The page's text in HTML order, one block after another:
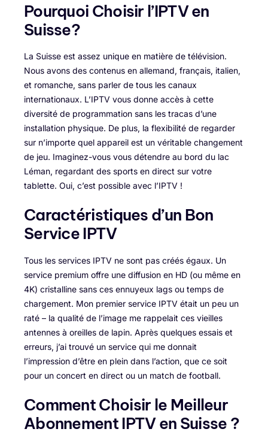
Pourquoi Choisir l’IPTV en
Suisse?
La Suisse est assez unique en matière de télévision.
Nous avons des contenus en allemand, français, italien,
et romanche, sans parler de tous les canaux
internationaux. L’IPTV vous donne accès à cette
diversité de programmation sans les tracas d’une
installation physique. De plus, la flexibilité de regarder
sur n’importe quel appareil est un véritable changement
de jeu. Imaginez-vous vous détendre au bord du lac
Léman, regardant des sports en direct sur votre
tablette. Oui, c’est possible avec l’IPTV !
Caractéristiques d’un Bon
Service IPTV
Tous les services IPTV ne sont pas créés égaux. Un
service premium offre une diffusion en HD (ou même en
4K) cristalline sans ces ennuyeux lags ou temps de
chargement. Mon premier service IPTV était un peu un
raté – la qualité de l’image me rappelait ces vieilles
antennes à oreilles de lapin. Après quelques essais et
erreurs, j’ai trouvé un service qui me donnait
l’impression d’être en plein dans l’action, que ce soit
pour un concert en direct ou un match de football.
Comment Choisir le Meilleur
Abonnement IPTV en Suisse ?